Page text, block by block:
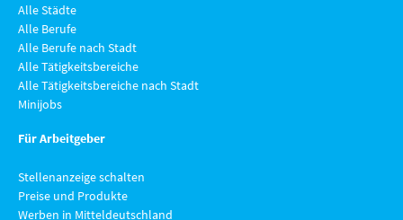
Alle Städte
Alle Berufe
Alle Berufe nach Stadt
Alle Tätigkeitsbereiche
Alle Tätigkeitsbereiche nach Stadt
Minijobs
Für Arbeitgeber
Stellenanzeige schalten
Preise und Produkte
Werben in Mitteldeutschland